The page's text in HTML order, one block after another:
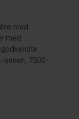
med
med
serien, 7500-